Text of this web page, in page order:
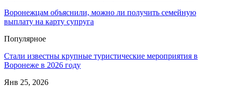
Воронежцам объяснили, можно ли получить семейную
выплату на карту супруга
Популярное
Стали известны крупные туристические мероприятия в
Воронеже в 2026 году
Янв 25, 2026